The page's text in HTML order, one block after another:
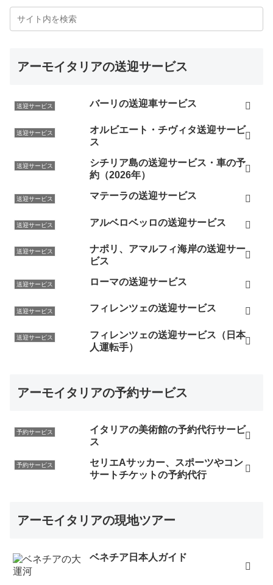
アーモイタリアの送迎サービス
送迎サービス バーリの送迎車サービス
送迎サービス
オルビエート・チヴィタ送迎サービ
ス
送迎サービス
シチリア島の送迎サービス・車の予
約（2026年）
送迎サービス マテーラの送迎サービス
送迎サービス アルベロベッロの送迎サービス
送迎サービス
ナポリ、アマルフィ海岸の送迎サー
ビス
送迎サービス ローマの送迎サービス
送迎サービス フィレンツェの送迎サービス
送迎サービス
フィレンツェの送迎サービス（日本
人運転手）
アーモイタリアの予約サービス
予約サービス
イタリアの美術館の予約代行サービ
ス
予約サービス
セリエAサッカー、スポーツやコン
サートチケットの予約代行
アーモイタリアの現地ツアー
ベネチア日本人ガイド